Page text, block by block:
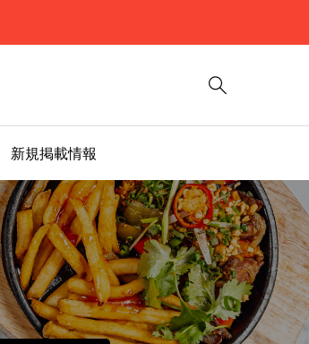

新規掲載情報